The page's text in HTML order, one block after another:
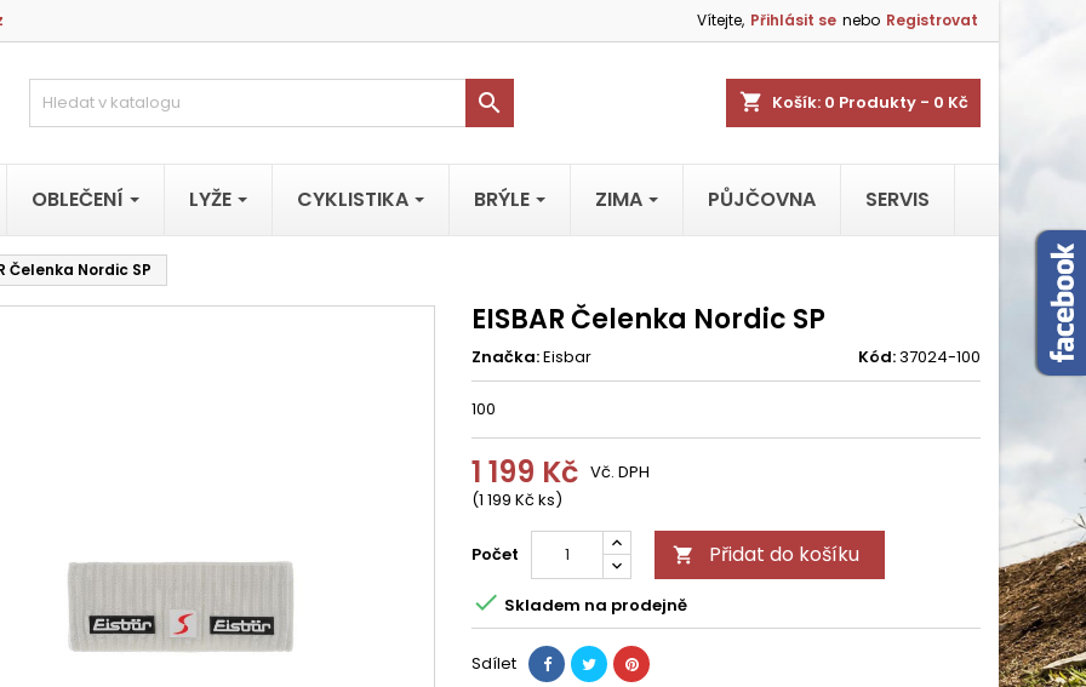
Vítejte, Přihlásit se nebo Registrovat
shopping_cart Košík: 0 Produkty - 0 Kč

OBLEČENÍ LYŽE CYKLISTIKA BRÝLE ZIMA PŮJČOVNA SERVIS
Čelenka Nordic SP
EISBAR Čelenka Nordic SP
Značka:Eisbar Kód:37024-100
100
1 199 Kč
(1 199 Kč ks)
Vč. DPH
Počet  Přidat do košíku
 Skladem na prodejně
Sdílet